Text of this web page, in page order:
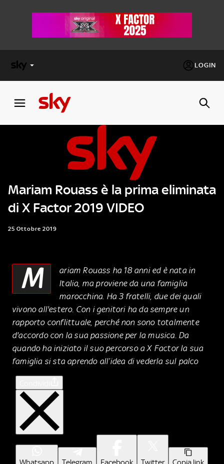
LOGIN
FACTOR
Cos’altro vedere:
PROGRAMMI SKY
Un mondo di offerte:
SKY.IT
Mariam Rouass è la prima eliminata
di X Factor 2019 VIDEO
25 Ottobre 2019
M
ariam Rouass ha 18 anni ed è nata in
Italia, ma proviene da una famiglia
marocchina. Ha 3 fratelli, due dei quali
vivono all'estero. Con i genitori ha da sempre un
rapporto conflittuale, perché non sono totalmente
d'accordo con la sua passione per la musica. Da
quando ha iniziato il suo percorso a X Factor la sua
famiglia si sta aprendo all’idea di vederla sul palco